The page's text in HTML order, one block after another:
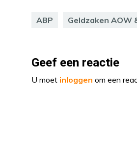
ABP Geldzaken AOW
Geef een reactie
U moet inloggen om een